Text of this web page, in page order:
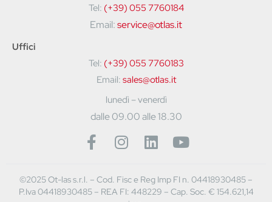
Tel: (+39) 055 7760184
Email:service@otlas.it
Uffici
Tel: (+39) 055 7760183
Email: sales@otlas.it
lunedì – venerdì
dalle 09.00 alle 18.30
©2025 Ot-las s.r.l. – Cod. Fisc e Reg Imp FI n. 04418930485 –
P.Iva 04418930485 – REA FI: 448229 – Cap. Soc. € 154.621,14